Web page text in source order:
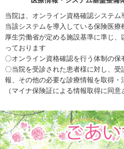
当院は、オンライン資格確認システム
当該システムを導入している保険医療
厚生労働省が定める施設基準に準じ
っております
〇オンライン資格確認を行う体制の保
〇当院を受診された患者様に対し、
報、その他の必要な診療情報を取得・
（マイナ保険証による情報取得に同意